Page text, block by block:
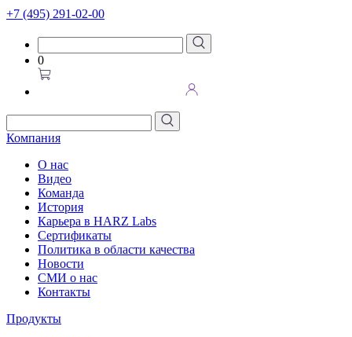
+7 (495) 291-02-00
0
Компания
О нас
Видео
Команда
История
Карьера в HARZ Labs
Сертификаты
Политика в области качества
Новости
СМИ о нас
Контакты
Продукты